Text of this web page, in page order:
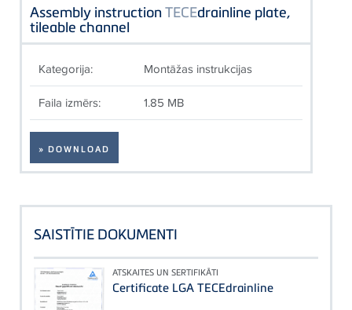
Assembly instructionTECEdrainline plate,
tileable channel
Kategorija: Montāžas instrukcijas
Faila izmērs: 1.85 MB
» DOWNLOAD
SAISTĪTIE DOKUMENTI
ATSKAITES UN SERTIFIKĀTI
Certificate LGA TECEdrainline